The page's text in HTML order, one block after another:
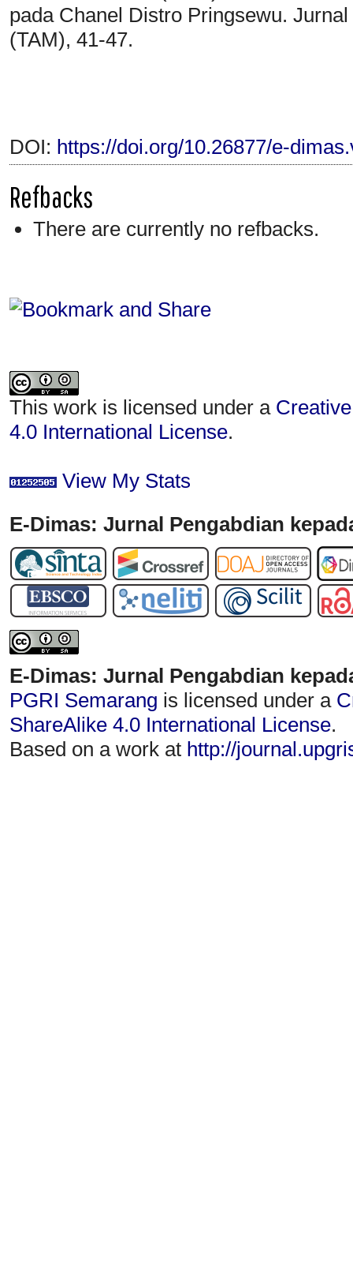
pada Chanel Distro Pringsewu.
(TAM), 41-47.
DOI: https://doi.org/10.26877/e-
Refbacks
There are currently no refbacks.
This work is licensed under a
4.0 International License.
View My Stats
E-Dimas: Jurnal Pengabdian
E-Dimas: Jurnal Pengabdian
PGRI Semarang is licensed under a
ShareAlike 4.0 International License.
Based on a work at http://